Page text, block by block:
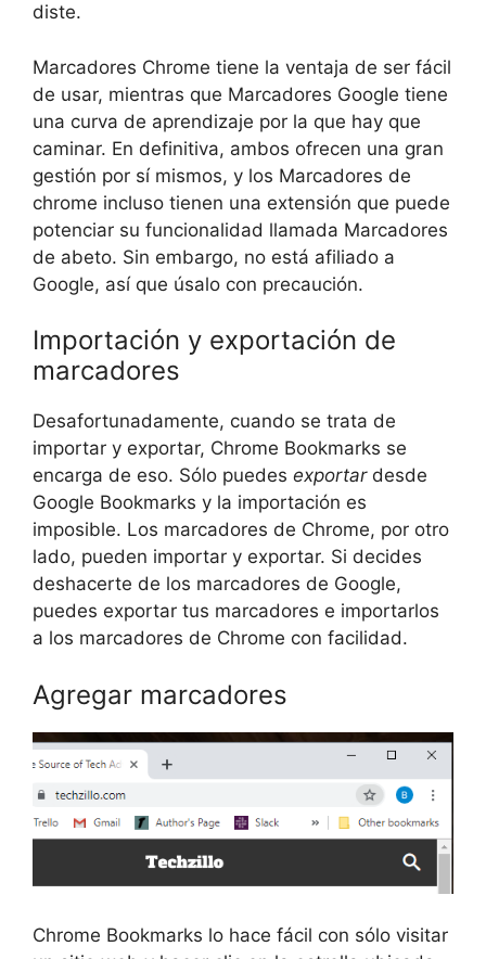
diste.
Marcadores Chrome tiene la ventaja de ser fácil
de usar, mientras que Marcadores Google tiene
una curva de aprendizaje por la que hay que
caminar. En definitiva, ambos ofrecen una gran
gestión por sí mismos, y los Marcadores de
chrome incluso tienen una extensión que puede
potenciar su funcionalidad llamada Marcadores
de abeto. Sin embargo, no está afiliado a
Google, así que úsalo con precaución.
Importación y exportación de
marcadores
Desafortunadamente, cuando se trata de
importar y exportar, Chrome Bookmarks se
encarga de eso. Sólo puedes exportardesde
Google Bookmarks y la importación es
imposible. Los marcadores de Chrome, por otro
lado, pueden importar y exportar. Si decides
deshacerte de los marcadores de Google,
puedes exportar tus marcadores e importarlos
a los marcadores de Chrome con facilidad.
Agregar marcadores
Chrome Bookmarks lo hace fácil con sólo visitar